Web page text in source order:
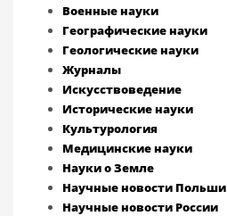
Военные науки
Географические науки
Геологические науки
Журналы
Искусствоведение
Исторические науки
Культурология
Медицинские науки
Науки о Земле
Научные новости Польши
Научные новости России